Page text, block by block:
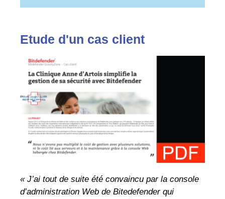
Etude d'un cas client
« J’ai tout de suite été convaincu par la console
d’administration Web de Bitedefender qui